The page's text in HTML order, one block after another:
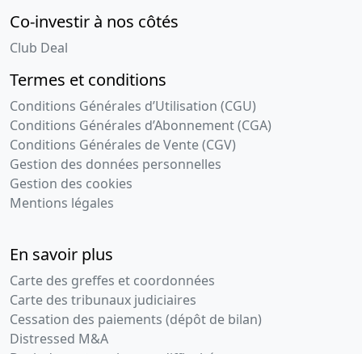
Co-investir à nos côtés
Club Deal
Termes et conditions
Conditions Générales d’Utilisation (CGU)
Conditions Générales d’Abonnement (CGA)
Conditions Générales de Vente (CGV)
Gestion des données personnelles
Gestion des cookies
Mentions légales
En savoir plus
Carte des greffes et coordonnées
Carte des tribunaux judiciaires
Cessation des paiements (dépôt de bilan)
Distressed M&A